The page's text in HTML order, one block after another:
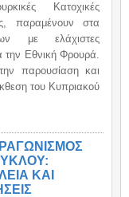
Κατοχικές
παραμένουν στα
με ελάχιστες
την Εθνική Φρουρά.
παρουσίαση και
του Κυπριακού
ΚΑΙ